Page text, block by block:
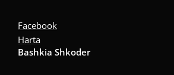
Facebook
Harta
Bashkia Shkoder